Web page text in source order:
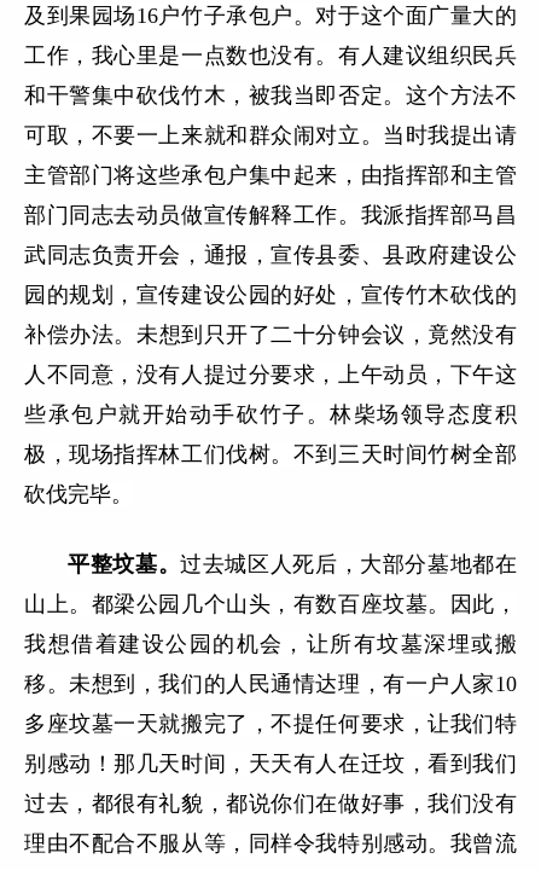
及到果园场16户竹子承包户。对于这个面广量大的
工作，我心里是一点数也没有。有人建议组织民兵
和干警集中砍伐竹木，被我当即否定。这个方法不
可取，不要一上来就和群众闹对立。当时我提出请
主管部门将这些承包户集中起来，由指挥部和主管
部门同志去动员做宣传解释工作。我派指挥部马昌
武同志负责开会，通报，宣传县委、县政府建设公
园的规划，宣传建设公园的好处，宣传竹木砍伐的
补偿办法。 未想到只开了二十分钟会议，竟然没有
人不同意，没有人提过分要求，上午动员，下午这
些承包户就开始动手砍竹子。林柴场领导态度积
极，现场指挥林工们伐树。不到三天时间竹树全部
砍伐完毕。
平整坟墓。过去城区人死后，大部分墓地都在
山上。都梁公园几个山头，有数百座坟墓。因此，
我想借着建设公园的机会，让所有坟墓深埋或搬
移。未想到，我们的人民通情达理，有一户人家10
多座坟墓一天就搬完了，不提任何要求，让我们特
别感动！那几天时间，天天有人在迁坟，看到我们
过去，都很有礼貌，都说你们在做好事，我们没有
理由不配合不服从等，同样令我特别感动。我曾流